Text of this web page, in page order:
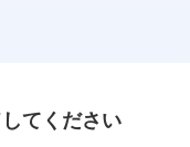
てください